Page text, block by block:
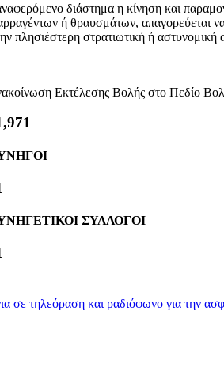
διάστημα η κίνηση και
ή θραυσμάτων, απαγορεύεται να
πλησιέστερη στρατιωτική ή αστυνομική
και ραδιόφωνο για την
Εκτέλεσης Βολής στο
ΣΥΛΛΟΓΟΙ